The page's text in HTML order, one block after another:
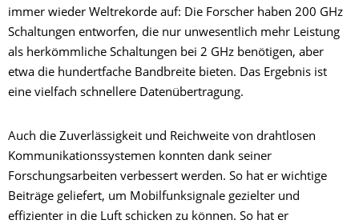
immer wieder Weltrekorde auf: Die Forscher haben 200 GHz
Schaltungen entworfen, die nur unwesentlich mehr Leistung
als herkömmliche Schaltungen bei 2 GHz benötigen, aber
etwa die hundertfache Bandbreite bieten. Das Ergebnis ist
eine vielfach schnellere Datenübertragung.
Auch die Zuverlässigkeit und Reichweite von drahtlosen
Kommunikationssystemen konnten dank seiner
Forschungsarbeiten verbessert werden. So hat er wichtige
Beiträge geliefert, um Mobilfunksignale gezielter und
effizienter in die Luft schicken zu können. So hat er